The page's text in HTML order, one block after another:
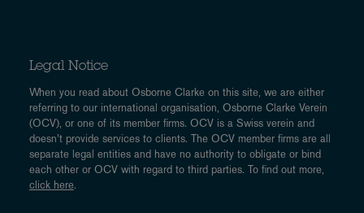
Legal Notice
When you read about Osborne Clarke on this site, we are either
referring to our international organisation, Osborne Clarke Verein
(OCV), or one of its member firms. OCV is a Swiss verein and
doesn’t provide services to clients. The OCV member firms are all
separate legal entities and have no authority to obligate or bind
each other or OCV with regard to third parties. To find out more,
click here.